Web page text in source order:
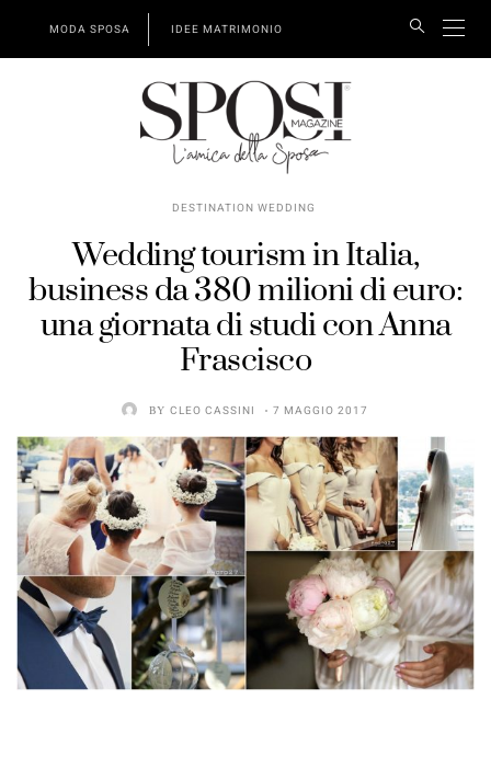
MODA SPOSA IDEE MATRIMONIO
DESTINATION WEDDING
Wedding tourism in Italia,
business da 380 milioni di euro:
una giornata di studi con Anna
Frascisco
BY CLEO CASSINI 7 MAGGIO 2017